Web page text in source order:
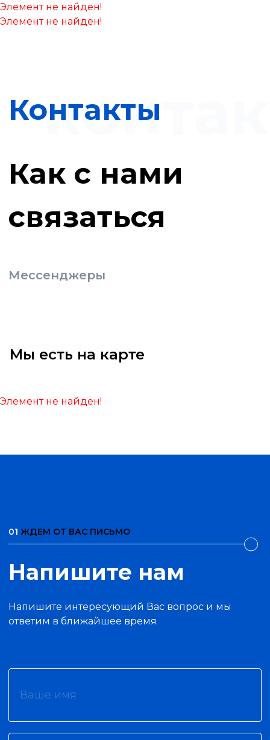
Элемент не найден!
Элемент не найден!
Контакты
Как с нами
связаться
Мессенджеры
Мы есть на карте
Элемент не найден!
01 ЖДЕМ ОТ ВАС ПИСЬМО
Напишите нам
Напишите интересующий Вас вопрос и мы
ответим в ближайшее время